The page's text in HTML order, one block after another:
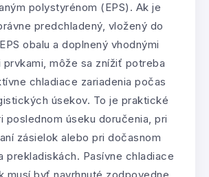
polystyrénom (EPS). Ak je
predchladený, vložený do
obalu a doplnený vhodnými
prvkami, môže sa znížiť potreba
chladiace zariadenia počas
úsekov. To je praktické
poslednom úseku doručenia, pri
zásielok alebo pri dočasnom
prekladiskách. Pasívne chladiace